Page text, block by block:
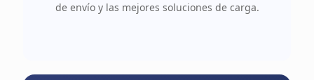
de envío y las mejores soluciones de carga.